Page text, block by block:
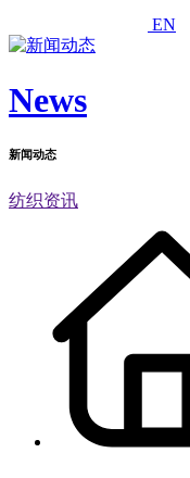
EN
News
新闻动态
纺织资讯